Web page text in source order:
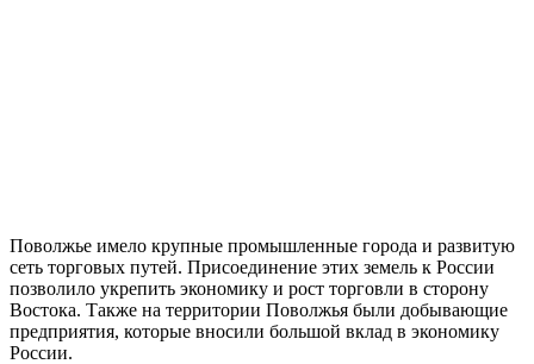
Поволжье имело крупные промышленные города и развитую
сеть торговых путей. Присоединение этих земель к России
позволило укрепить экономику и рост торговли в сторону
Востока. Также на территории Поволжья были добывающие
предприятия, которые вносили большой вклад в экономику
России.